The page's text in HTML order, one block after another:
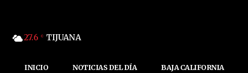
27.6 C TIJUANA
INICIO NOTICIAS DEL DÍA BAJA CALIFORNIA